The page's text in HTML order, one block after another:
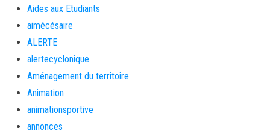
Aides aux Etudiants
aimécésaire
ALERTE
alertecyclonique
Aménagement du territoire
Animation
animationsportive
annonces